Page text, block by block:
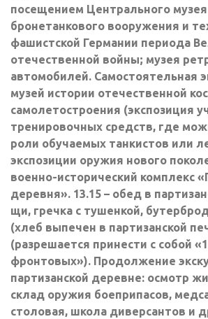
посещением Центрального музея
бронетанкового вооружения и
фашистской Германии периода
отечественной войны; музея
автомобилей. Самостоятельная
музей истории отечественной
самолетостроения (экспозиция
тренировочных средств, где
роли обучаемых танкистов или
экспозиции оружия нового
военно-исторический комплекс
деревня». 13.15 – обед в
щи, гречка с тушенкой,
(хлеб выпечен в партизанской
(разрешается принести с собой
фронтовых»). Продолжение
партизанской деревне: осмотр
склад оружия боеприпасов,
столовая, школа диверсантов и